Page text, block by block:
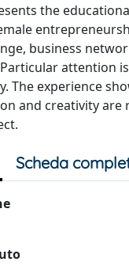
the
business
attention
The experience
and creativity
Scheda